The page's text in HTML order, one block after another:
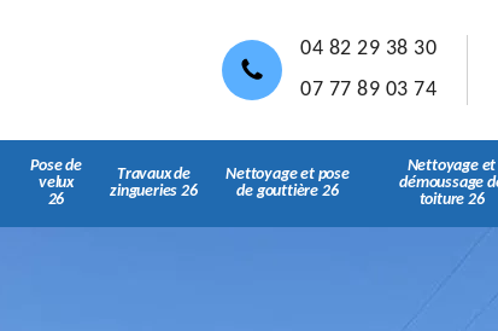
04 82 29 38 30
07 77 89 03 74
Pose de
velux
26
Travaux de
zingueries 26
Nettoyage et pose
de gouttière 26
Nettoyage et
démoussage
toiture 26